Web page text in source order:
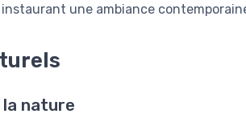
une ambiance
nature